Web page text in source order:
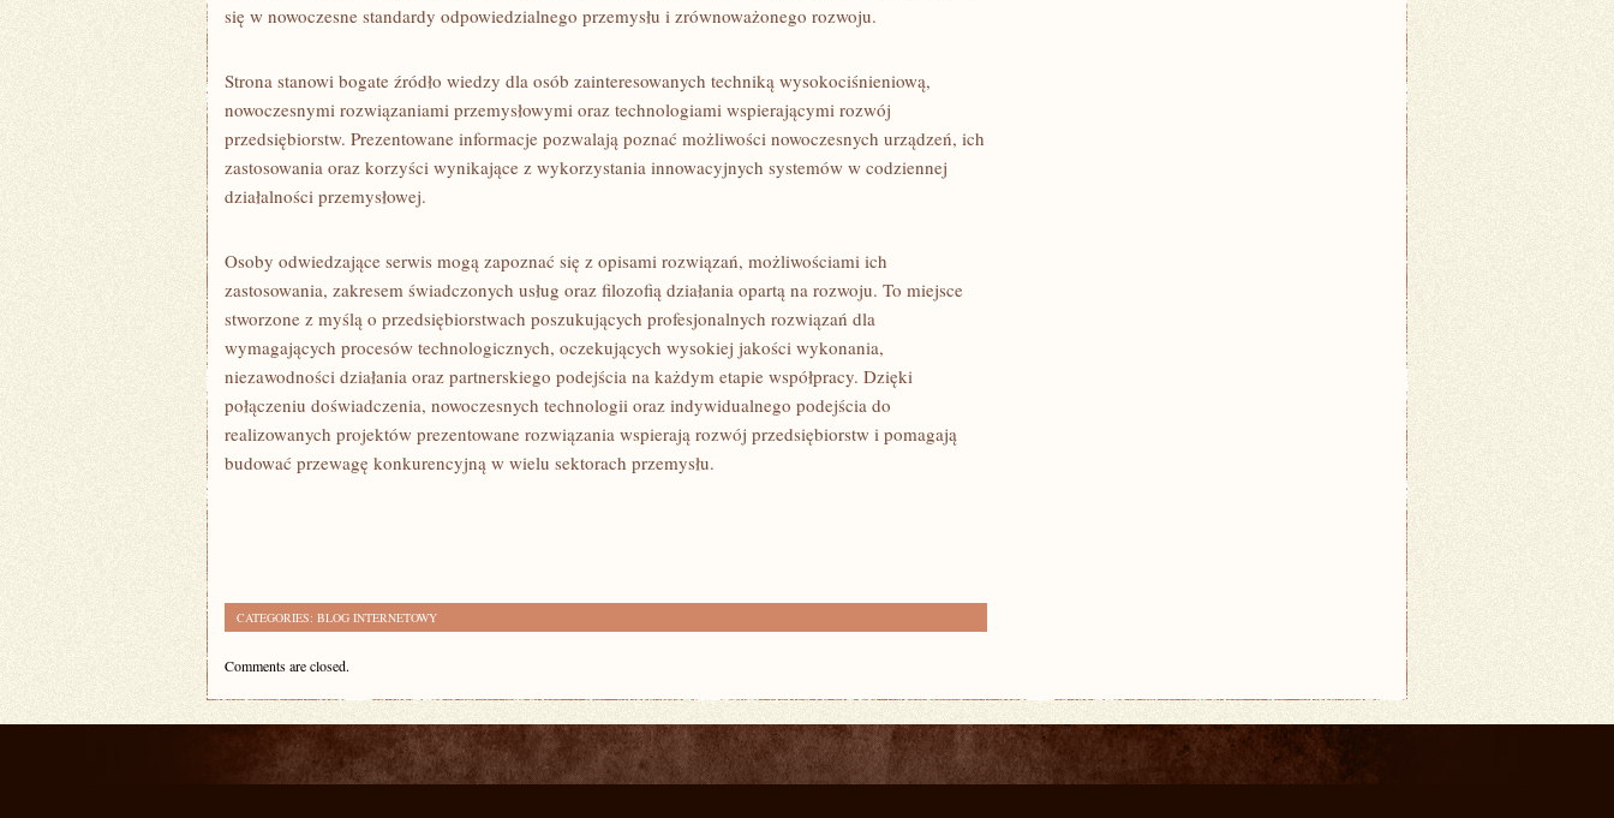
się w nowoczesne standardy odpowiedzialnego przemysłu i zrównoważonego rozwoju.
Strona stanowi bogate źródło wiedzy dla osób zainteresowanych techniką wysokociśnieniową,
nowoczesnymi rozwiązaniami przemysłowymi oraz technologiami wspierającymi rozwój
przedsiębiorstw. Prezentowane informacje pozwalają poznać możliwości nowoczesnych urządzeń, ich
zastosowania oraz korzyści wynikające z wykorzystania innowacyjnych systemów w codziennej
działalności przemysłowej.
Osoby odwiedzające serwis mogą zapoznać się z opisami rozwiązań, możliwościami ich
zastosowania, zakresem świadczonych usług oraz filozofią działania opartą na rozwoju. To miejsce
stworzone z myślą o przedsiębiorstwach poszukujących profesjonalnych rozwiązań dla
wymagających procesów technologicznych, oczekujących wysokiej jakości wykonania,
niezawodności działania oraz partnerskiego podejścia na każdym etapie współpracy. Dzięki
połączeniu doświadczenia, nowoczesnych technologii oraz indywidualnego podejścia do
realizowanych projektów prezentowane rozwiązania wspierają rozwój przedsiębiorstw i pomagają
budować przewagę konkurencyjną w wielu sektorach przemysłu.
CATEGORIES: BLOG INTERNETOWY
Comments are closed.